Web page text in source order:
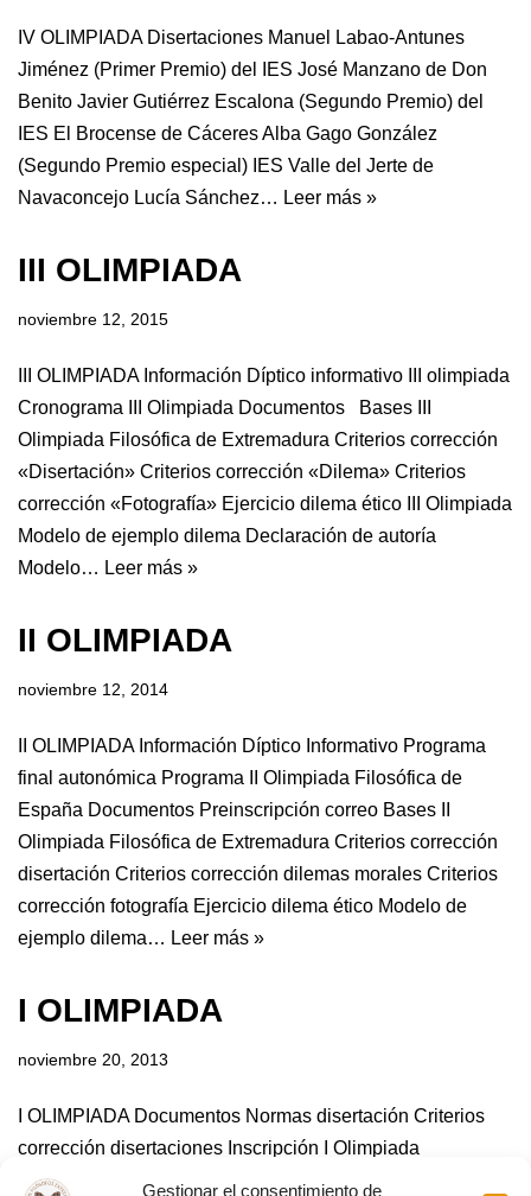
Gestionar el consentimiento de
IV OLIMPIADA Disertaciones Manuel Labao-Antunes
Jiménez (Primer Premio) del IES José Manzano de Don
Benito Javier Gutiérrez Escalona (Segundo Premio) del
IES El Brocense de Cáceres Alba Gago González
(Segundo Premio especial) IES Valle del Jerte de
Navaconcejo Lucía Sánchez… Leer más »
III OLIMPIADA
noviembre 12, 2015
III OLIMPIADA Información Díptico informativo III olimpiada
Cronograma III Olimpiada Documentos Bases III
Olimpiada Filosófica de Extremadura Criterios corrección
«Disertación» Criterios corrección «Dilema» Criterios
corrección «Fotografía» Ejercicio dilema ético III Olimpiada
Modelo de ejemplo dilema Declaración de autoría
Modelo… Leer más »
II OLIMPIADA
noviembre 12, 2014
II OLIMPIADA Información Díptico Informativo Programa
final autonómica Programa II Olimpiada Filosófica de
España Documentos Preinscripción correo Bases II
Olimpiada Filosófica de Extremadura Criterios corrección
disertación Criterios corrección dilemas morales Criterios
corrección fotografía Ejercicio dilema ético Modelo de
ejemplo dilema… Leer más »
I OLIMPIADA
noviembre 20, 2013
I OLIMPIADA Documentos Normas disertación Criterios
corrección disertaciones Inscripción I Olimpiada
Disertaciones Ana Isabel Avilés «Hannah Arendt» (Primer